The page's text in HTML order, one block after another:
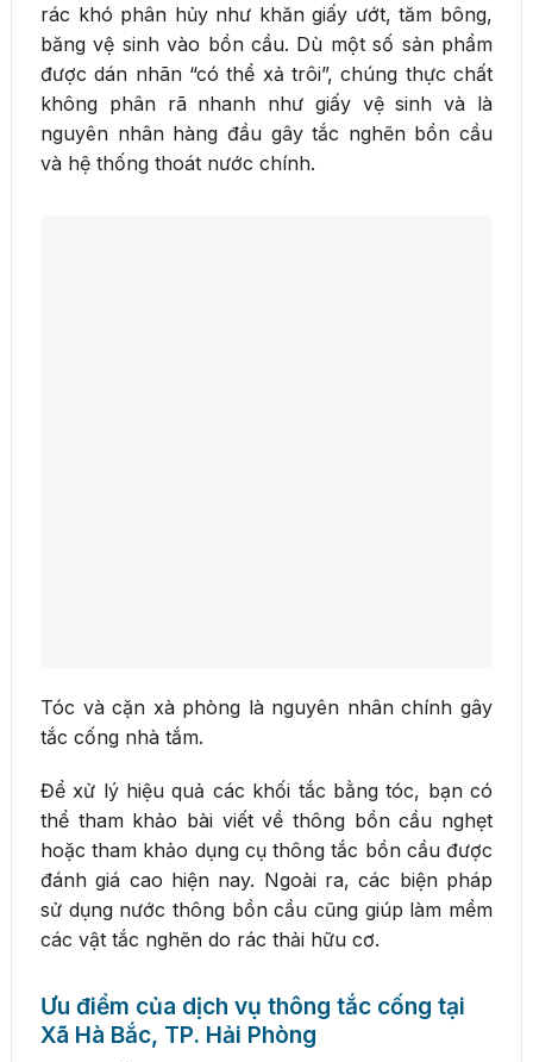
rác khó phân hủy như khăn giấy ướt, tăm bông,
băng vệ sinh vào bồn cầu. Dù một số sản phẩm
được dán nhãn “có thể xả trôi”, chúng thực chất
không phân rã nhanh như giấy vệ sinh và là
nguyên nhân hàng đầu gây tắc nghẽn bồn cầu
và hệ thống thoát nước chính.
Tóc và cặn xà phòng là nguyên nhân chính gây
tắc cống nhà tắm.
Để xử lý hiệu quả các khối tắc bằng tóc, bạn có
thể tham khảo bài viết về thông bồn cầu nghẹt
hoặc tham khảo dụng cụ thông tắc bồn cầu được
đánh giá cao hiện nay. Ngoài ra, các biện pháp
sử dụng nước thông bồn cầu cũng giúp làm mềm
các vật tắc nghẽn do rác thải hữu cơ.
Ưu điểm của dịch vụ thông tắc cống tại
Xã Hà Bắc, TP. Hải Phòng